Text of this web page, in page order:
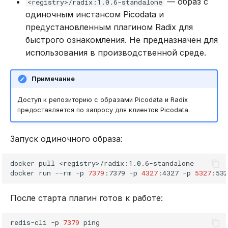
latency_monitor_threshold_ms
slowlog_log_slower_than_us
slowlog_max_len
debug
pico_commands_enabled
команды
Управление доступом
Категории ACL
acl cat
<registry>/radix:1.0.6-standalone
одиночным инстансом Picodata и
предустановленным плагином Radix для
быстрого ознакомления. Не предназначен для
использования в производственной среде.
Примечание
Доступ к репозиторию с образами Picodata и Radix
предоставляется по запросу для клиентов Picodata.
Запуск одиночного образа:
docker pull <registry>/radix:1.0.6-standalone
docker run --rm -p 7379 :7379 -p 4327 :4327 -p 5327
После старта плагин готов к работе:
redis-cli -p 7379